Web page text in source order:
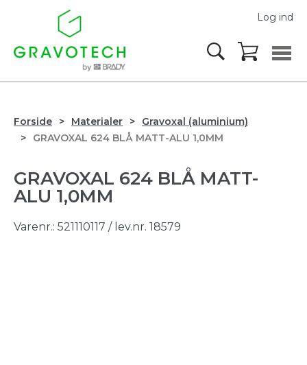
Log ind
Forside Materialer
Gravoxal (aluminium)
GRAVOXAL 624 BLÅ MATT-ALU 1,0MM
GRAVOXAL 624 BLÅ MATT-
ALU 1,0MM
Varenr.: 521110117 / lev.nr. 18579